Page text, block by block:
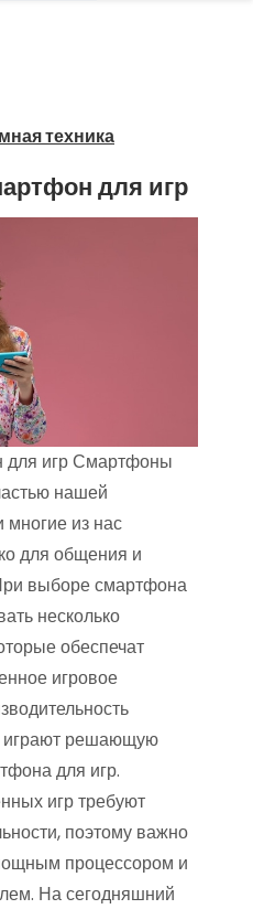
техника
для игр
для игр Смартфоны
нашей
многие из нас
для общения и
выборе смартфона
несколько
обеспечат
игровое
играют решающую
для игр.
игр требуют
поэтому важно
процессором и
На сегодняшний